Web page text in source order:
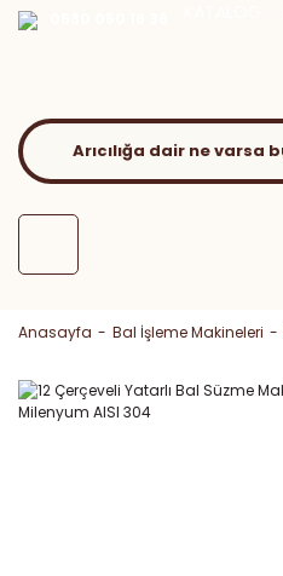
Anasayfa Bal İşleme Makineleri